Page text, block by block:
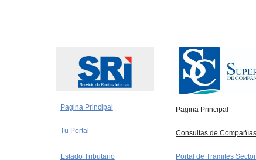
Pagina Principal
Tu Portal
Estado Tributario
Pagina Principal
Consultas de Compañías
Portal de Tramites